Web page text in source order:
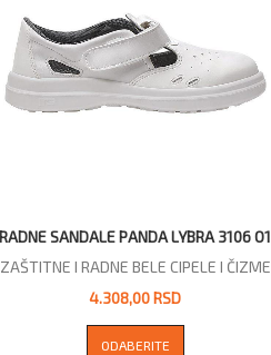
RADNE SANDALE PANDA LYBRA 3106 O1
ZAŠTITNE I RADNE BELE CIPELE I ČIZME
4.308,00 RSD
ODABERITE